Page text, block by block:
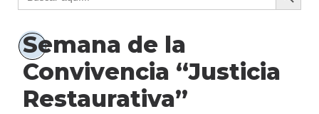
Semana de la
Convivencia “Justicia
Restaurativa”